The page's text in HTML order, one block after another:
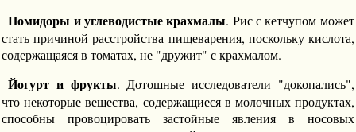
Помидоры и углеводистые крахмалы. Рис с кетчупом может
стать причиной расстройства пищеварения, поскольку кислота,
содержащаяся в томатах, не "дружит" с крахмалом.
Йогурт и фрукты. Дотошные исследователи "докопались",
что некоторые вещества, содержащиеся в молочных продуктах,
способны провоцировать застойные явления в носовых